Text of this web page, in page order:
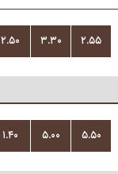
۲.۵۰ ۳.۳۰ ۲.۵۵
۱.۴۰ ۵.۰۰ ۵.۵۰